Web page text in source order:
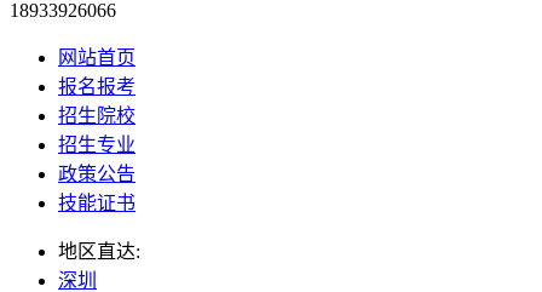
18933926066
网站首页
报名报考
招生院校
招生专业
政策公告
技能证书
地区直达:
深圳